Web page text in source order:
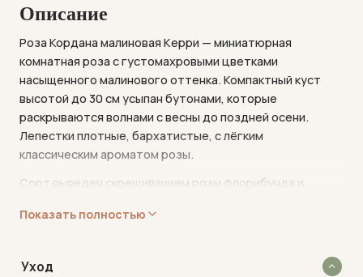
Описание
Роза Кордана малиновая Керри — миниатюрная
комнатная роза с густомахровыми цветками
насыщенного малинового оттенка. Компактный куст
высотой до 30 см усыпан бутонами, которые
раскрываются волнами с весны до поздней осени.
Лепестки плотные, бархатистые, с лёгким
классическим ароматом розы.
Сорт выведен скрещиванием розы флорибунда и
устойчивость к болезням. Тёмно-зелёная глянцевая
Показать полностью
Уход